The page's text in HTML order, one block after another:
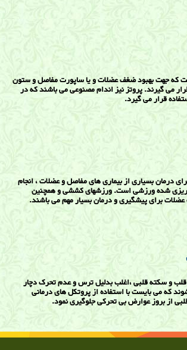
که جهت بهبود ضغف عضلات و یا ساپورت مفاصل و ستون
می گیرند. پروتز نیز اندام مصنوعی می باشند که در
قرار می گیرد.
درمان بسیاری از بیماری های مفاصل و عضلات ، انجام
ریزی شده ورزشی است. ورزشهای کششی و همچنین
برای پیشگیری و درمان بسیار مهم می باشند.
و سکته قلبی ،اغلب بدلیل ترس و عدم تحرک دچار
که می بایست با استفاده از پروتکل های درمانی
از بروز عوارض بی تحرکی جلوگیری نمود.